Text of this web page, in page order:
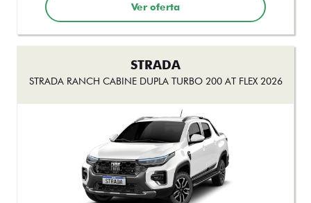
Ver oferta
STRADA
STRADA RANCH CABINE DUPLA TURBO 200 AT FLEX 2026